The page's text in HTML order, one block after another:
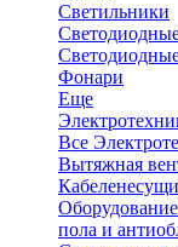
Светильники
Фонари
Еще
Все
Вытяжная
пола и